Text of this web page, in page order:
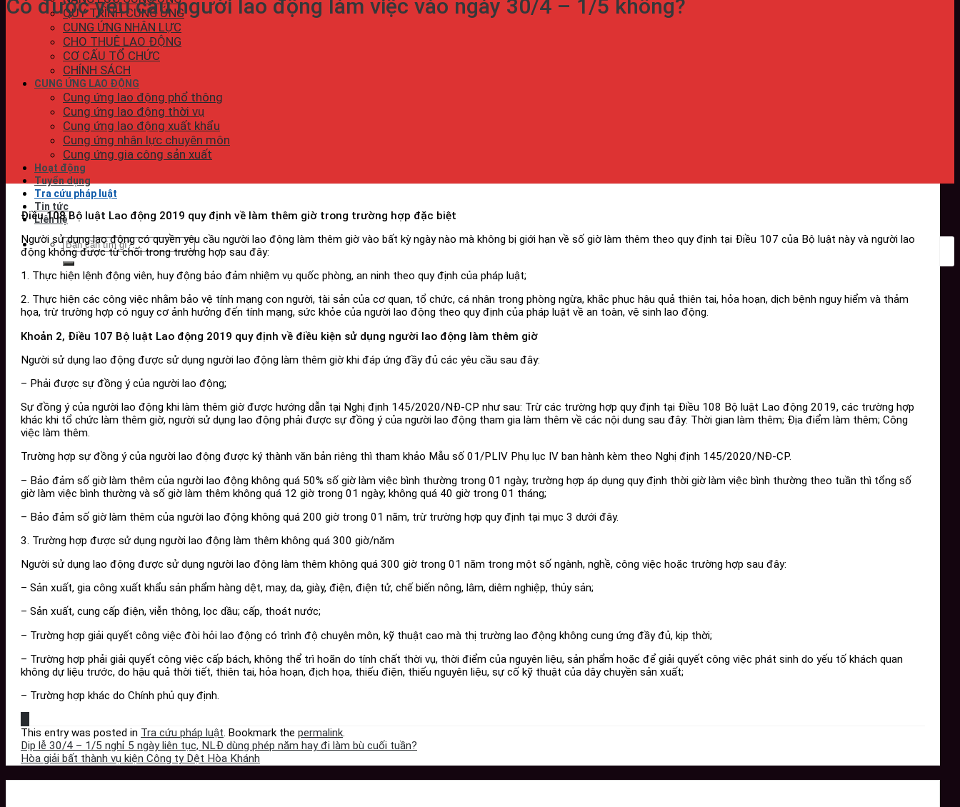
QUY TRÌNH CUNG ỨNG
CUNG ỨNG NHÂN LỰC
CHO THUÊ LAO ĐỘNG
CƠ CẤU TỔ CHỨC
CHÍNH SÁCH
CUNG ỨNG LAO ĐỘNG
Cung ứng lao động phổ thông
Cung ứng lao động thời vụ
Cung ứng lao động xuất khẩu
Cung ứng nhân lực chuyên môn
Cung ứng gia công sản xuất
Hoạt động
Tuyển dụng
Tra cứu pháp luật
Tin tức
Liên hệ
Có được yêu cầu người lao động làm việc vào ngày 30/4 – 1/5 không?
Điều 108 Bộ luật Lao động 2019 quy định về làm thêm giờ trong trường hợp đặc biệt
Người sử dụng lao động có quyền yêu cầu người lao động làm thêm giờ vào bất kỳ ngày nào mà không bị giới hạn về số giờ làm thêm theo quy định tại Điều 107 của Bộ luật này và người lao
động không được từ chối trong trường hợp sau đây:
1. Thực hiện lệnh động viên, huy động bảo đảm nhiệm vụ quốc phòng, an ninh theo quy định của pháp luật;
2. Thực hiện các công việc nhằm bảo vệ tính mạng con người, tài sản của cơ quan, tổ chức, cá nhân trong phòng ngừa, khắc phục hậu quả thiên tai, hỏa hoạn, dịch bệnh nguy hiểm và thảm
họa, trừ trường hợp có nguy cơ ảnh hưởng đến tính mạng, sức khỏe của người lao động theo quy định của pháp luật về an toàn, vệ sinh lao động.
Khoản 2, Điều 107 Bộ luật Lao động 2019 quy định về điều kiện sử dụng người lao động làm thêm giờ
Người sử dụng lao động được sử dụng người lao động làm thêm giờ khi đáp ứng đầy đủ các yêu cầu sau đây:
– Phải được sự đồng ý của người lao động;
Sự đồng ý của người lao động khi làm thêm giờ được hướng dẫn tại Nghị định 145/2020/NĐ-CP như sau: Trừ các trường hợp quy định tại Điều 108 Bộ luật Lao động 2019, các trường hợp
khác khi tổ chức làm thêm giờ, người sử dụng lao động phải được sự đồng ý của người lao động tham gia làm thêm về các nội dung sau đây: Thời gian làm thêm; Địa điểm làm thêm; Công
việc làm thêm.
Trường hợp sự đồng ý của người lao động được ký thành văn bản riêng thì tham khảo Mẫu số 01/PLIV Phụ lục IV ban hành kèm theo Nghị định 145/2020/NĐ-CP.
– Bảo đảm số giờ làm thêm của người lao động không quá 50% số giờ làm việc bình thường trong 01 ngày; trường hợp áp dụng quy định thời giờ làm việc bình thường theo tuần thì tổng số
giờ làm việc bình thường và số giờ làm thêm không quá 12 giờ trong 01 ngày; không quá 40 giờ trong 01 tháng;
– Bảo đảm số giờ làm thêm của người lao động không quá 200 giờ trong 01 năm, trừ trường hợp quy định tại mục 3 dưới đây.
3. Trường hợp được sử dụng người lao động làm thêm không quá 300 giờ/năm
Người sử dụng lao động được sử dụng người lao động làm thêm không quá 300 giờ trong 01 năm trong một số ngành, nghề, công việc hoặc trường hợp sau đây:
– Sản xuất, gia công xuất khẩu sản phẩm hàng dệt, may, da, giày, điện, điện tử, chế biến nông, lâm, diêm nghiệp, thủy sản;
– Sản xuất, cung cấp điện, viễn thông, lọc dầu; cấp, thoát nước;
– Trường hợp giải quyết công việc đòi hỏi lao động có trình độ chuyên môn, kỹ thuật cao mà thị trường lao động không cung ứng đầy đủ, kịp thời;
– Trường hợp phải giải quyết công việc cấp bách, không thể trì hoãn do tính chất thời vụ, thời điểm của nguyên liệu, sản phẩm hoặc để giải quyết công việc phát sinh do yếu tố khách quan
không dự liệu trước, do hậu quả thời tiết, thiên tai, hỏa hoạn, địch họa, thiếu điện, thiếu nguyên liệu, sự cố kỹ thuật của dây chuyền sản xuất;
– Trường hợp khác do Chính phủ quy định.
This entry was posted in Tra cứu pháp luật. Bookmark the permalink.
Dịp lễ 30/4 – 1/5 nghỉ 5 ngày liên tục, NLĐ dùng phép năm hay đi làm bù cuối tuần?
Hòa giải bất thành vụ kiện Công ty Dệt Hòa Khánh